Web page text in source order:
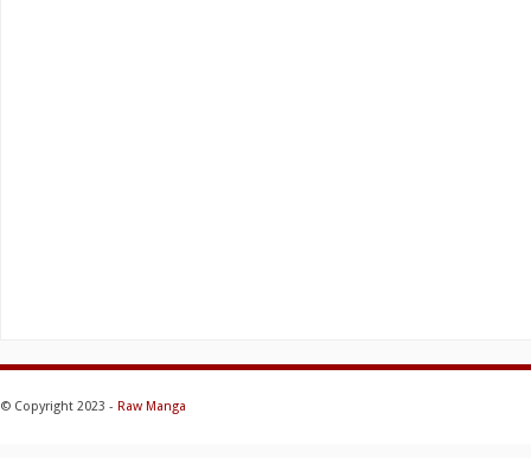
© Copyright 2023 - Raw Manga